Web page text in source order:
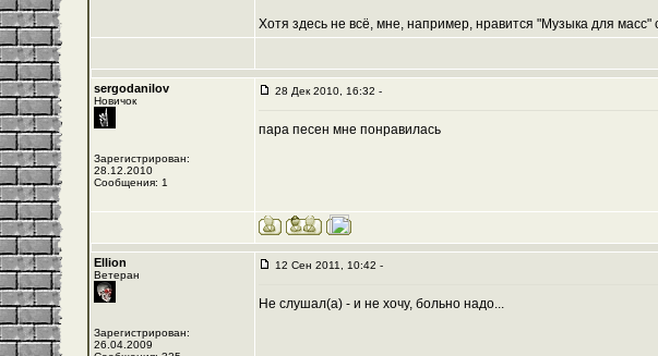
Хотя здесь не всё, мне, например, нравится "Музыка для
sergodanilov
Новичок
Зарегистрирован:
28.12.2010
Сообщения: 1
28 Дек 2010, 16:32 -
пара пеcен мне понравилась
Ellion
Ветеран
Зарегистрирован:
26.04.2009
12 Сен 2011, 10:42 -
Не слушал(а) - и не хочу, больно надо...